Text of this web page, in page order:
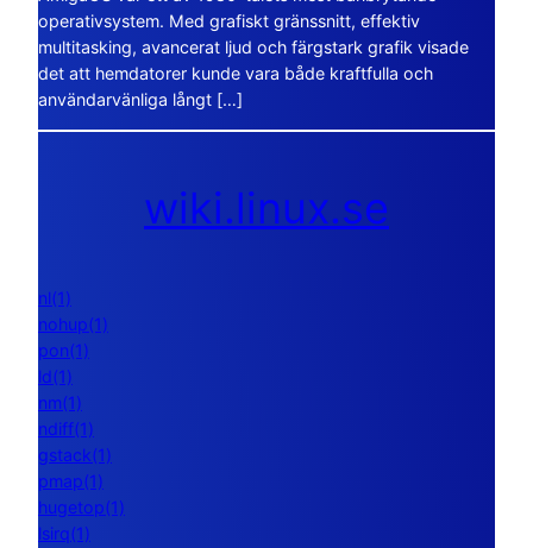
operativsystem. Med grafiskt gränssnitt, effektiv
multitasking, avancerat ljud och färgstark grafik visade
det att hemdatorer kunde vara både kraftfulla och
användarvänliga långt […]
wiki.linux.se
nl(1)
nohup(1)
pon(1)
ld(1)
nm(1)
ndiff(1)
gstack(1)
pmap(1)
hugetop(1)
lsirq(1)